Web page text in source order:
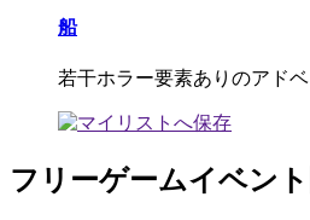
船
若干ホラー要素ありのアド
フリーゲームイベント